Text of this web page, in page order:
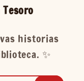
historias
✨️